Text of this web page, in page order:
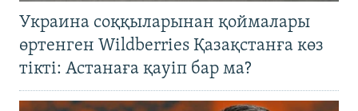
Украина соққыларынан қоймалары
өртенген Wildberries Қазақстанға көз
тікті: Астанаға қауіп бар ма?